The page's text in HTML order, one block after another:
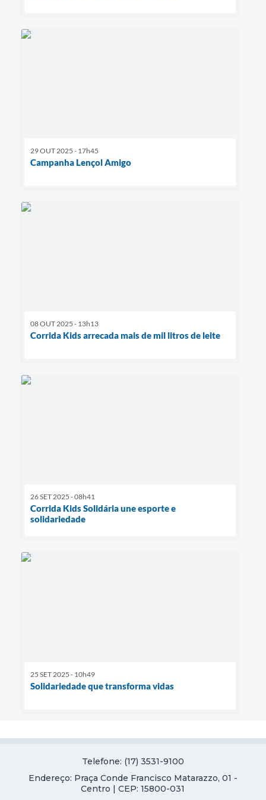
29 OUT 2025 - 17h45
Campanha Lençol Amigo
08 OUT 2025 - 13h13
Corrida Kids arrecada mais de mil litros de leite
26 SET 2025 - 08h41
Corrida Kids Solidária une esporte e
solidariedade
25 SET 2025 - 10h49
Solidariedade que transforma vidas
Telefone: (17) 3531-9100
Endereço: Praça Conde Francisco Matarazzo, 01 -
Centro | CEP: 15800-031